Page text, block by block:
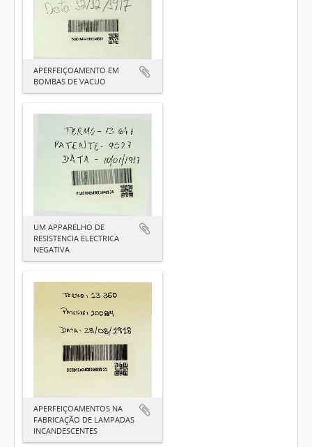
APERFEIÇOAMENTO EM
BOMBAS DE VACUO
UM APPARELHO DE
RESISTENCIA ELECTRICA
NEGATIVA
APERFEIÇOAMENTOS NA
FABRICAÇÃO DE LAMPADAS
INCANDESCENTES